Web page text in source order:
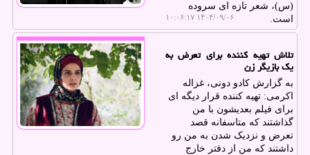
(س)، شعر تازه ای سروده
است.
۱۴۰۴/۰۹/۰۶ ۱۰:۰۶:۱۷
تلاش تهیه کننده برای تعرض به
یک بازیگر زن
به گزارش کادو دونی، غزاله
اکرمی: تهیه کننده قرار دیگه ای
برای فیلم بعدیشون با من
گذاشتند که متاسفانه قصد
تعرض و نزدیک شدن به من رو
داشتند که من از دفتر خارج